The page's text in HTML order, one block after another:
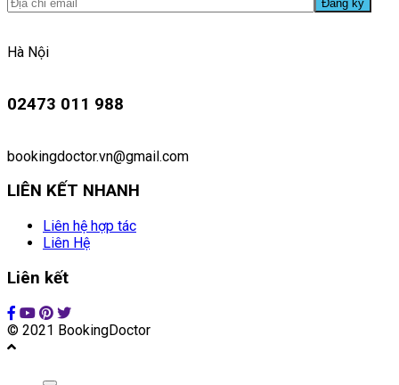
Hà Nội
02473 011 988
bookingdoctor.vn@gmail.com
LIÊN KẾT NHANH
Liên hệ hợp tác
Liên Hệ
Liên kết
© 2021 BookingDoctor